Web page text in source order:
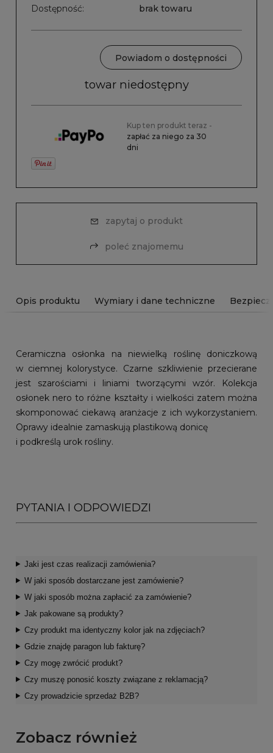
Dostępność: brak towaru
Powiadom o dostępności
towar niedostępny
Kup ten produkt teraz -
zapłać za niego za 30
dni
zapytaj o produkt
poleć znajomemu
Opis produktu Wymiary i dane techniczne
Ceramiczna osłonka na niewielką roślinę doniczkową
w ciemnej kolorystyce. Czarne szkliwienie przecierane
jest szarościami i liniami tworzącymi wzór. Kolekcja
osłonek nero to różne kształty i wielkości zatem można
skomponować ciekawą aranżacje z ich wykorzystaniem.
Oprawy idealnie zamaskują plastikową donicę
i podkreślą urok rośliny.
PYTANIA I ODPOWIEDZI
Jaki jest czas realizacji zamówienia?
W jaki sposób dostarczane jest zamówienie?
W jaki sposób można zapłacić za zamówienie?
Jak pakowane są produkty?
Czy produkt ma identyczny kolor jak na zdjęciach?
Gdzie znajdę paragon lub fakturę?
Czy mogę zwrócić produkt?
Czy muszę ponosić koszty związane z reklamacją?
Czy prowadzicie sprzedaż B2B?
Zobacz również